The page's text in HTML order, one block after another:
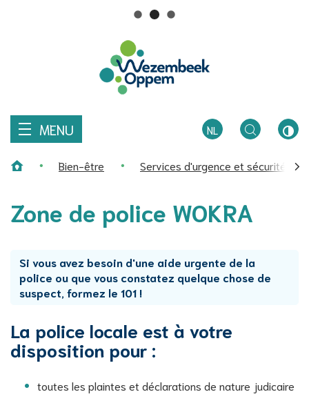
Wezembeek-
MENU
NL
ZOEKEN
Bien-être Services d'urgence et sécurité
Zone de police WOKRA
Si vous avez besoin d'une aide urgente de la
police ou que vous constatez quelque chose de
suspect, formez le 101 !
La police locale est à votre
disposition pour :
toutes les plaintes et déclarations de nature judicaire